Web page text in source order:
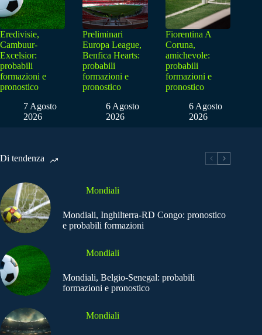
Eredivisie,
Cambuur-
Excelsior:
probabili
formazioni e
pronostico
7 Agosto
2026
Preliminari
Europa League,
Benfica Hearts:
probabili
formazioni e
pronostico
6 Agosto
2026
Fiorentina A
Coruna,
amichevole:
probabili
formazioni e
pronostico
6 Agosto
2026
Di tendenza
Mondiali
Mondiali, Inghilterra-RD Congo: pronostico
e probabili formazioni
Mondiali
Mondiali, Belgio-Senegal: probabili
formazioni e pronostico
Mondiali